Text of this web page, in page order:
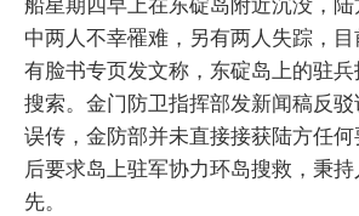
中两人不幸罹难，另有两人失踪，目
有脸书专页发文称，东碇岛上的驻
搜索。金门防卫指挥部发新闻稿反
误传，金防部并未直接接获陆方任
后要求岛上驻军协力环岛搜救，秉
先。